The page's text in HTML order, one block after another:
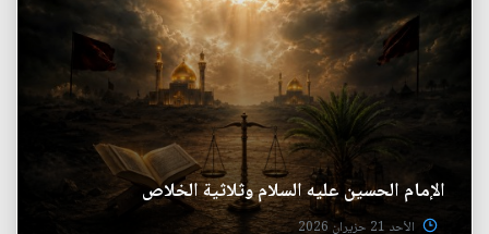
الإمام الحسين عليه السلام وثلاثية الخلاص
الأحد 21 حزيران 2026